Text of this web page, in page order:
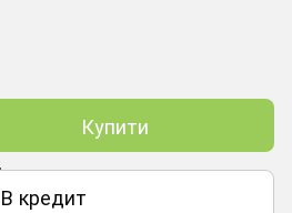
Купити
В кредит